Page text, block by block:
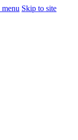
Skip to site